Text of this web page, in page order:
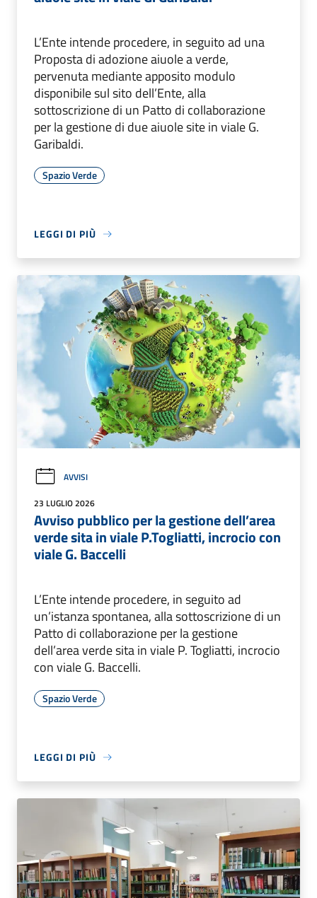
L’Ente intende procedere, in seguito ad una
Proposta di adozione aiuole a verde,
pervenuta mediante apposito modulo
disponibile sul sito dell’Ente, alla
sottoscrizione di un Patto di collaborazione
per la gestione di due aiuole site in viale G.
Garibaldi.
Spazio Verde
LEGGI DI PIÙ
AVVISI
23 LUGLIO 2026
Avviso pubblico per la gestione dell’area
verde sita in viale P.Togliatti, incrocio con
viale G. Baccelli
L’Ente intende procedere, in seguito ad
un’istanza spontanea, alla sottoscrizione di un
Patto di collaborazione per la gestione
dell’area verde sita in viale P. Togliatti, incrocio
con viale G. Baccelli.
Spazio Verde
LEGGI DI PIÙ